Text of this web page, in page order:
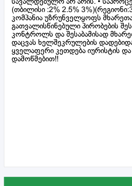
სავალდებულო არ არის. •
(თბილისი :2% 2.5%
კომპანია უზრუნველყოფს
გათვალისწინებული პირობების
კონტროლს და შესაბამისად
დაცვას ხელშეკრულების
ყველაფერი კეთდება იურისტის და
დამოწმებით!!